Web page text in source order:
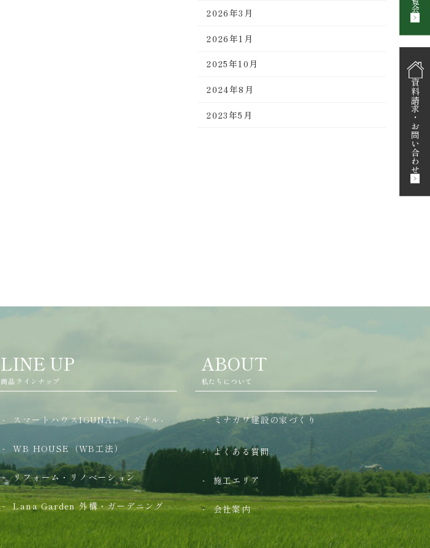
2026年3月
2026年1月
2025年10月
2024年8月
2023年5月
LINE UP
商品ラインナップ
スマートハウスIGUNAL-イグナル-
WB HOUSE（WB工法）
リフォーム・リノベーション
Lana Garden外構・ガーデニング
ABOUT
私たちについて
ミナガワ建設の家づくり
よくある質問
施工エリア
会社案内
資料請求
・
お問い合わせ